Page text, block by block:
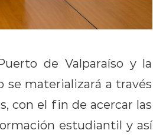
de Valparaíso y la
se materializará a través
con el fin de acercar las
estudiantil y así